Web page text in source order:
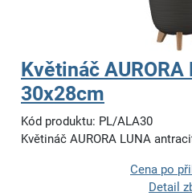
Květináč
30x28cm
Kód produktu: PL/ALA30
Květináč AURORA LUNA
Cena po
Detail